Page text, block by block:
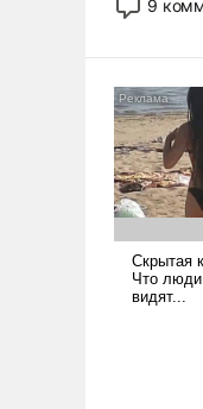
стало
идеей.
9